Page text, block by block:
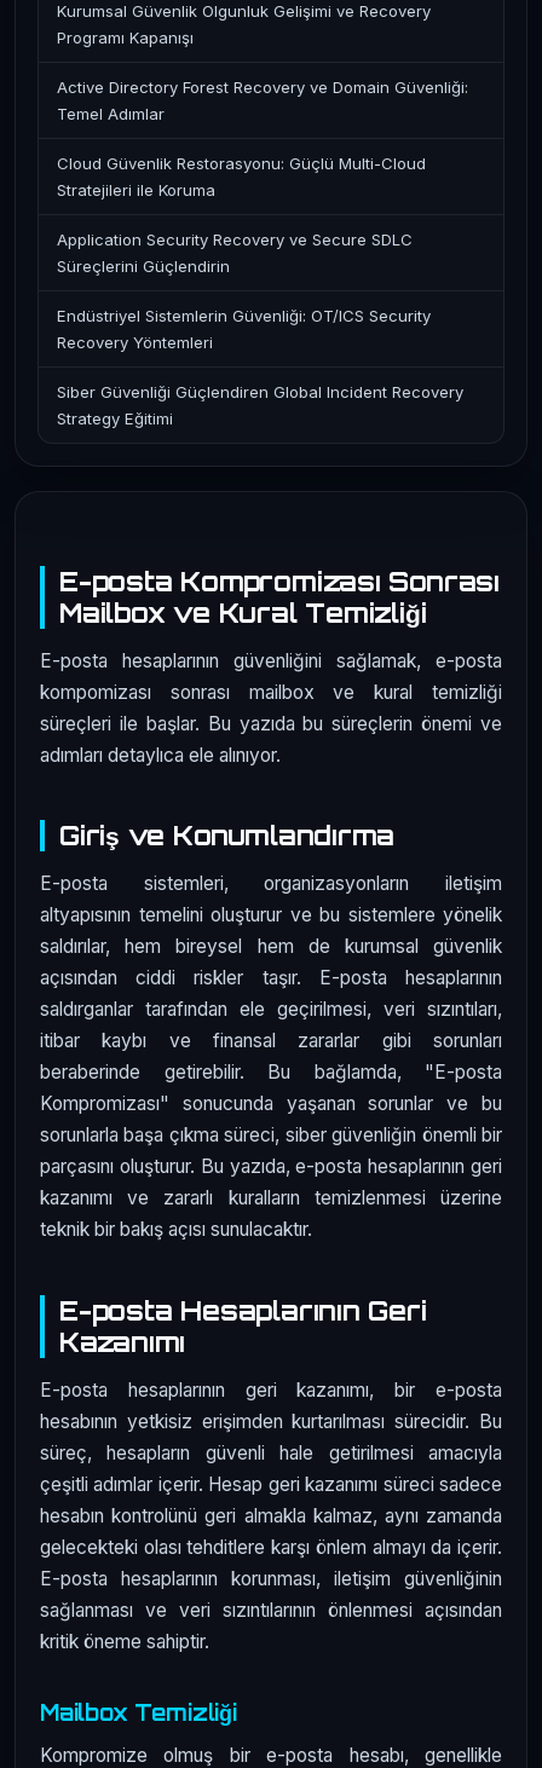
E-posta Kompromizası Sonrası
Mailbox ve Kural Temizliği
E-posta hesaplarının güvenliğini sağlamak, e-posta
kompomizası sonrası mailbox ve kural temizliği
süreçleri ile başlar. Bu yazıda bu süreçlerin önemi ve
adımları detaylıca ele alınıyor.
Giriş ve Konumlandırma
E-posta sistemleri, organizasyonların iletişim
altyapısının temelini oluşturur ve bu sistemlere yönelik
saldırılar, hem bireysel hem de kurumsal güvenlik
açısından ciddi riskler taşır. E-posta hesaplarının
saldırganlar tarafından ele geçirilmesi, veri sızıntıları,
itibar kaybı ve finansal zararlar gibi sorunları
beraberinde getirebilir. Bu bağlamda, "E-posta
Kompromizası" sonucunda yaşanan sorunlar ve bu
sorunlarla başa çıkma süreci, siber güvenliğin önemli bir
parçasını oluşturur. Bu yazıda, e-posta hesaplarının geri
kazanımı ve zararlı kuralların temizlenmesi üzerine
teknik bir bakış açısı sunulacaktır.
E-posta Hesaplarının Geri
Kazanımı
E-posta hesaplarının geri kazanımı, bir e-posta
hesabının yetkisiz erişimden kurtarılması sürecidir. Bu
süreç, hesapların güvenli hale getirilmesi amacıyla
çeşitli adımlar içerir. Hesap geri kazanımı süreci sadece
hesabın kontrolünü geri almakla kalmaz, aynı zamanda
gelecekteki olası tehditlere karşı önlem almayı da içerir.
E-posta hesaplarının korunması, iletişim güvenliğinin
sağlanması ve veri sızıntılarının önlenmesi açısından
kritik öneme sahiptir.
Mailbox Temizliği
Kompromize olmuş bir e-posta hesabı, genellikle
Kurumsal Güvenlik Olgunluk Gelişimi ve Recovery
Programı Kapanışı
Active Directory Forest Recovery ve Domain Güvenliği:
Temel Adımlar
Cloud Güvenlik Restorasyonu: Güçlü Multi-Cloud
Stratejileri ile Koruma
Application Security Recovery ve Secure SDLC
Süreçlerini Güçlendirin
Endüstriyel Sistemlerin Güvenliği: OT/ICS Security
Recovery Yöntemleri
Siber Güvenliği Güçlendiren Global Incident Recovery
Strategy Eğitimi